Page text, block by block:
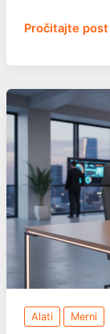
Digitalna
–
Šta
Je,
Cena
Gde
Kupiti
Pročitajte post
Alati Merni